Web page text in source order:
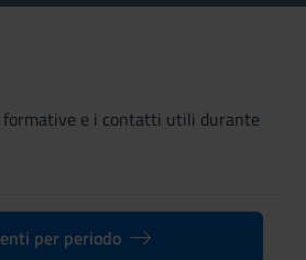
formative e i contatti utili durante
per periodo